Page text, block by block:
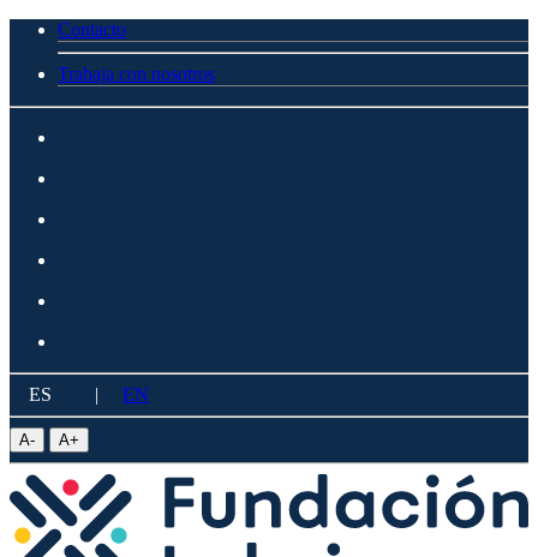
Contacto
Trabaja con nosotros
ES | EN
A- A+